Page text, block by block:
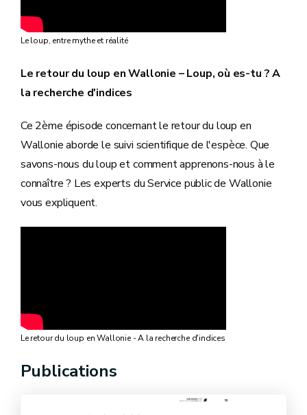
Le loup, entre mythe et réalité
Le retour du loup en Wallonie – Loup, où es-tu ? A
la recherche d'indices
Ce 2ème épisode concernant le retour du loup en
Wallonie aborde le suivi scientifique de l'espèce. Que
savons-nous du loup et comment apprenons-nous à le
connaître ? Les experts du Service public de Wallonie
vous expliquent.
Le retour du loup en Wallonie - A la recherche d'indices
Publications